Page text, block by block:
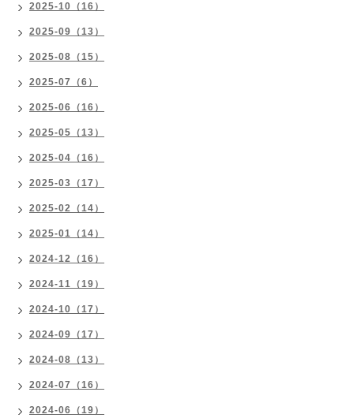
2025-10（16）
2025-09（13）
2025-08（15）
2025-07（6）
2025-06（16）
2025-05（13）
2025-04（16）
2025-03（17）
2025-02（14）
2025-01（14）
2024-12（16）
2024-11（19）
2024-10（17）
2024-09（17）
2024-08（13）
2024-07（16）
2024-06（19）